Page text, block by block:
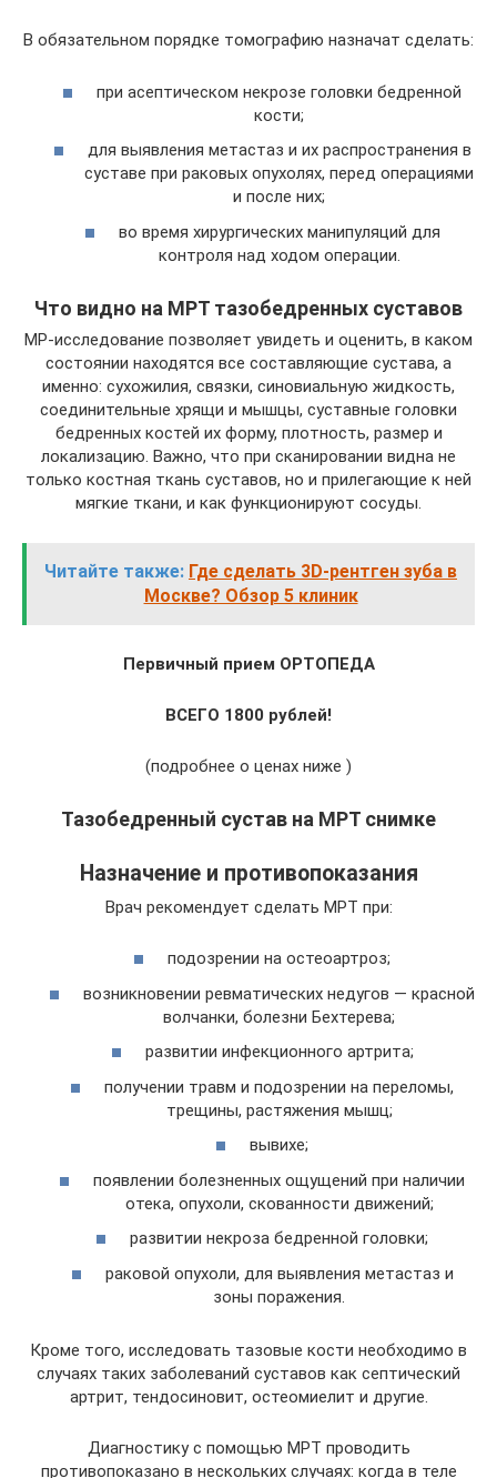
В обязательном порядке томографию назначат сделать:
при асептическом некрозе головки бедренной
кости;
для выявления метастаз и их распространения в
суставе при раковых опухолях, перед операциями
и после них;
во время хирургических манипуляций для
контроля над ходом операции.
Что видно на МРТ тазобедренных суставов
МР-исследование позволяет увидеть и оценить, в каком
состоянии находятся все составляющие сустава, а
именно: сухожилия, связки, синовиальную жидкость,
соединительные хрящи и мышцы, суставные головки
бедренных костей их форму, плотность, размер и
локализацию. Важно, что при сканировании видна не
только костная ткань суставов, но и прилегающие к ней
мягкие ткани, и как функционируют сосуды.
Читайте также: Где сделать 3D-рентген зуба в
Москве? Обзор 5 клиник
Первичный прием ОРТОПЕДА
ВСЕГО 1800 рублей!
(подробнее о ценах ниже )
Тазобедренный сустав на МРТ снимке
Назначение и противопоказания
Врач рекомендует сделать МРТ при:
подозрении на остеоартроз;
возникновении ревматических недугов — красной
волчанки, болезни Бехтерева;
развитии инфекционного артрита;
получении травм и подозрении на переломы,
трещины, растяжения мышц;
вывихе;
появлении болезненных ощущений при наличии
отека, опухоли, скованности движений;
развитии некроза бедренной головки;
раковой опухоли, для выявления метастаз и
зоны поражения.
Кроме того, исследовать тазовые кости необходимо в
случаях таких заболеваний суставов как септический
артрит, тендосиновит, остеомиелит и другие.
Диагностику с помощью МРТ проводить
противопоказано в нескольких случаях: когда в теле